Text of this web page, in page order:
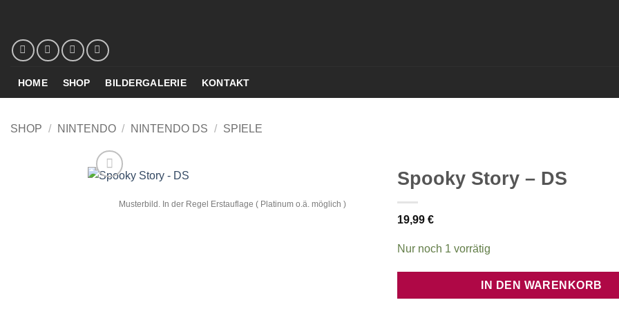
springen
HOME SHOP BILDERGALERIE KONTAKT
SHOP / NINTENDO / NINTENDO DS / SPIELE
Musterbild. In der Regel Erstauflage ( Platinum o.ä. möglich )
Spooky Story – DS
19,99 €
Nur noch 1 vorrätig
IN DEN WARENKORB